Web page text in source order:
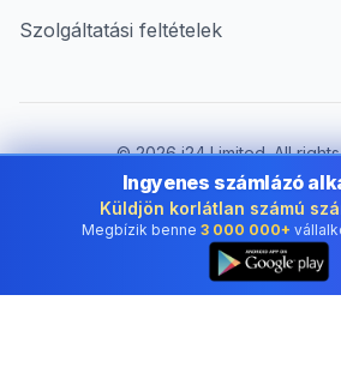
Szolgáltatási feltételek
©2026i24 Limited. All
Vállalkozások számára
Ország módosítása:
Hungary
Ingyenes számlázó
Küldjön korlátlan számú
Megbízik benne 3 000 000+